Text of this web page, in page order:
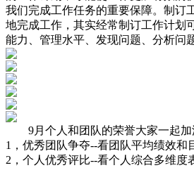
我们完成工作任务的重要保障。制订
地完成工作，其实经常制订工作计划
能力、管理水平、发现问题、分析问
9月个人和团队的荣誉大家一起加
1，优秀团队争夺--看团队平均绩效和
2，个人优秀评比--看个人综合多维度